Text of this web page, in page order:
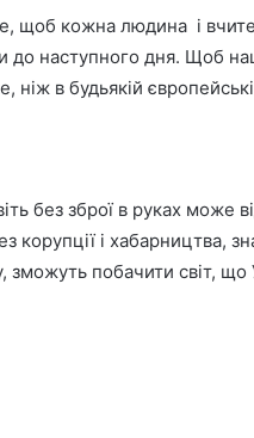
щоб кожна людина і
до наступного дня. Щоб
ніж в будьякій
без зброї в руках може
корупції і хабарництва,
побачити світ, що
На